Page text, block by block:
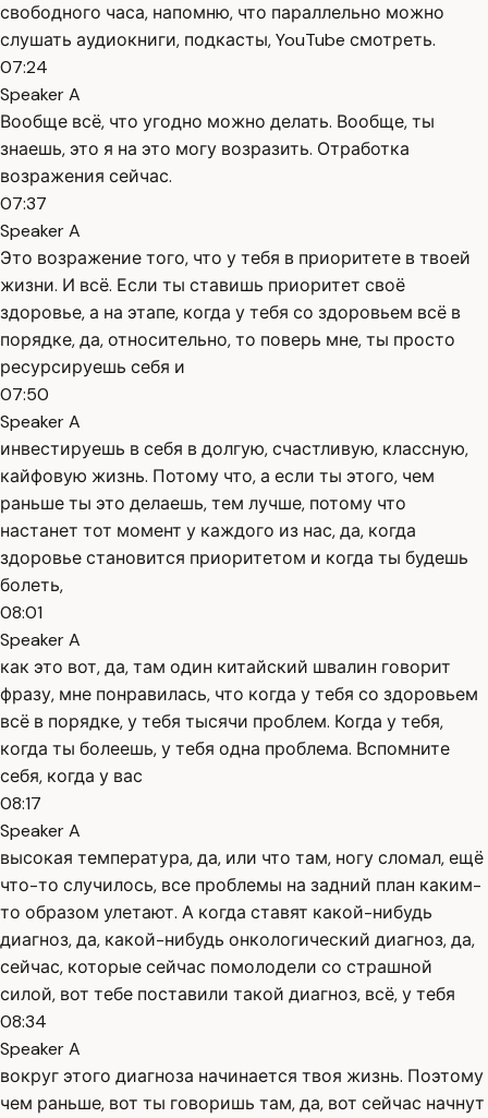
свободного часа, напомню, что параллельно можно
слушать аудиокниги, подкасты, YouTube смотреть.
07:24
Speaker A
Вообще всё, что угодно можно делать. Вообще, ты
знаешь, это я на это могу возразить. Отработка
возражения сейчас.
07:37
Speaker A
Это возражение того, что у тебя в приоритете в твоей
жизни. И всё. Если ты ставишь приоритет своё
здоровье, а на этапе, когда у тебя со здоровьем всё в
порядке, да, относительно, то поверь мне, ты просто
ресурсируешь себя и
07:50
Speaker A
инвестируешь в себя в долгую, счастливую, классную,
кайфовую жизнь. Потому что, а если ты этого, чем
раньше ты это делаешь, тем лучше, потому что
настанет тот момент у каждого из нас, да, когда
здоровье становится приоритетом и когда ты будешь
болеть,
08:01
Speaker A
как это вот, да, там один китайский швалин говорит
фразу, мне понравилась, что когда у тебя со здоровьем
всё в порядке, у тебя тысячи проблем. Когда у тебя,
когда ты болеешь, у тебя одна проблема. Вспомните
себя, когда у вас
08:17
Speaker A
высокая температура, да, или что там, ногу сломал, ещё
что-то случилось, все проблемы на задний план каким-
то образом улетают. А когда ставят какой-нибудь
диагноз, да, какой-нибудь онкологический диагноз, да,
сейчас, которые сейчас помолодели со страшной
силой, вот тебе поставили такой диагноз, всё, у тебя
08:34
Speaker A
вокруг этого диагноза начинается твоя жизнь. Поэтому
чем раньше, вот ты говоришь там, да, вот сейчас начнут